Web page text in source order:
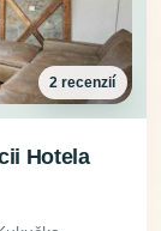
2 recenzií
Hotela